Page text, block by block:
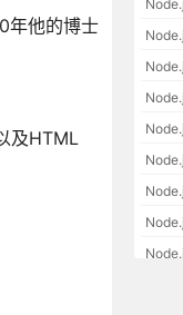
年他的博士
及HTML